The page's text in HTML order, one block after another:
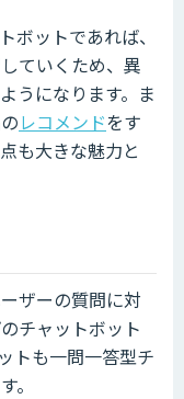
ボットであれば、
ていくため、異
うになります。ま
レコメンドをす
も大きな魅力と
ザーの質問に対
チャットボット
トも一問一答型チ
。